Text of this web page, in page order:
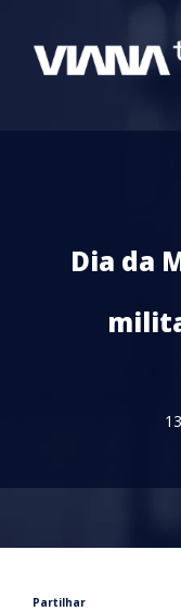
Dia da
Partilhar